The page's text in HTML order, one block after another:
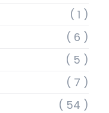
( 1 )
( 6 )
( 5 )
( 7 )
( 54 )